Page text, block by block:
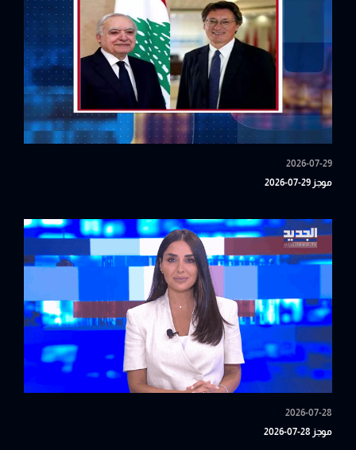
2026-07-29
موجز 29-07-2026
2026-07-28
موجز 28-07-2026